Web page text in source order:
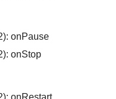
onPause
onStop
onRestart